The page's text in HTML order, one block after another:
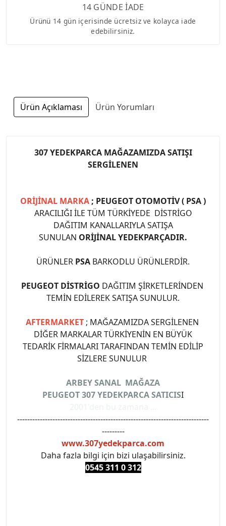
14 GÜNDE İADE
Ürünü 14 gün içerisinde ücretsiz ve kolayca iade
edebilirsiniz.
Ürün Açıklaması Ürün Yorumları
307 YEDEKPARCA MAĞAZAMIZDA SATIŞI
SERGİLENEN
ORİJİNAL MARKA ; PEUGEOT OTOMOTİV ( PSA )
ARACILIĞI İLE TÜM TÜRKİYEDE DİSTRİGO
DAĞITIM KANALLARIYLA SATIŞA
SUNULAN ORİJİNAL YEDEKPARÇADIR.
ÜRÜNLER PSA BARKODLU ÜRÜNLERDİR.
PEUGEOT DİSTRİGO DAĞITIM ŞİRKETLERİNDEN
TEMİN EDİLEREK SATIŞA SUNULUR.
AFTERMARKET ; MAĞAZAMIZDA SERGİLENEN
DİĞER MARKALAR TÜRKİYENİN EN BÜYÜK
TEDARİK FİRMALARI TARAFINDAN TEMİN EDİLİP
SİZLERE SUNULUR
ARBEY SANAL MAĞAZA
PEUGEOT 307 YEDEKPARCA SATICISI
----------------------------------------------------------------------------
---------
www.307yedekparca.com
Daha fazla bilgi için bizi ulaşabilirsiniz.
0545 311 0 312